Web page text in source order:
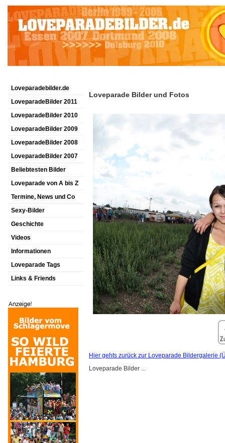
Loveparadebilder.de
LoveparadeBilder 2011
LoveparadeBilder 2010
LoveparadeBilder 2009
LoveparadeBilder 2008
LoveparadeBilder 2007
Beliebtesten Bilder
Loveparade von A bis Z
Termine, News und Co
Sexy-Bilder
Geschichte
Videos
Informationen
Loveparade Tags
Links & Friends
Loveparade Bilder und Fotos
Hier gehts zurück zur Loveparade Bildergalerie
Loveparade Bilder ...